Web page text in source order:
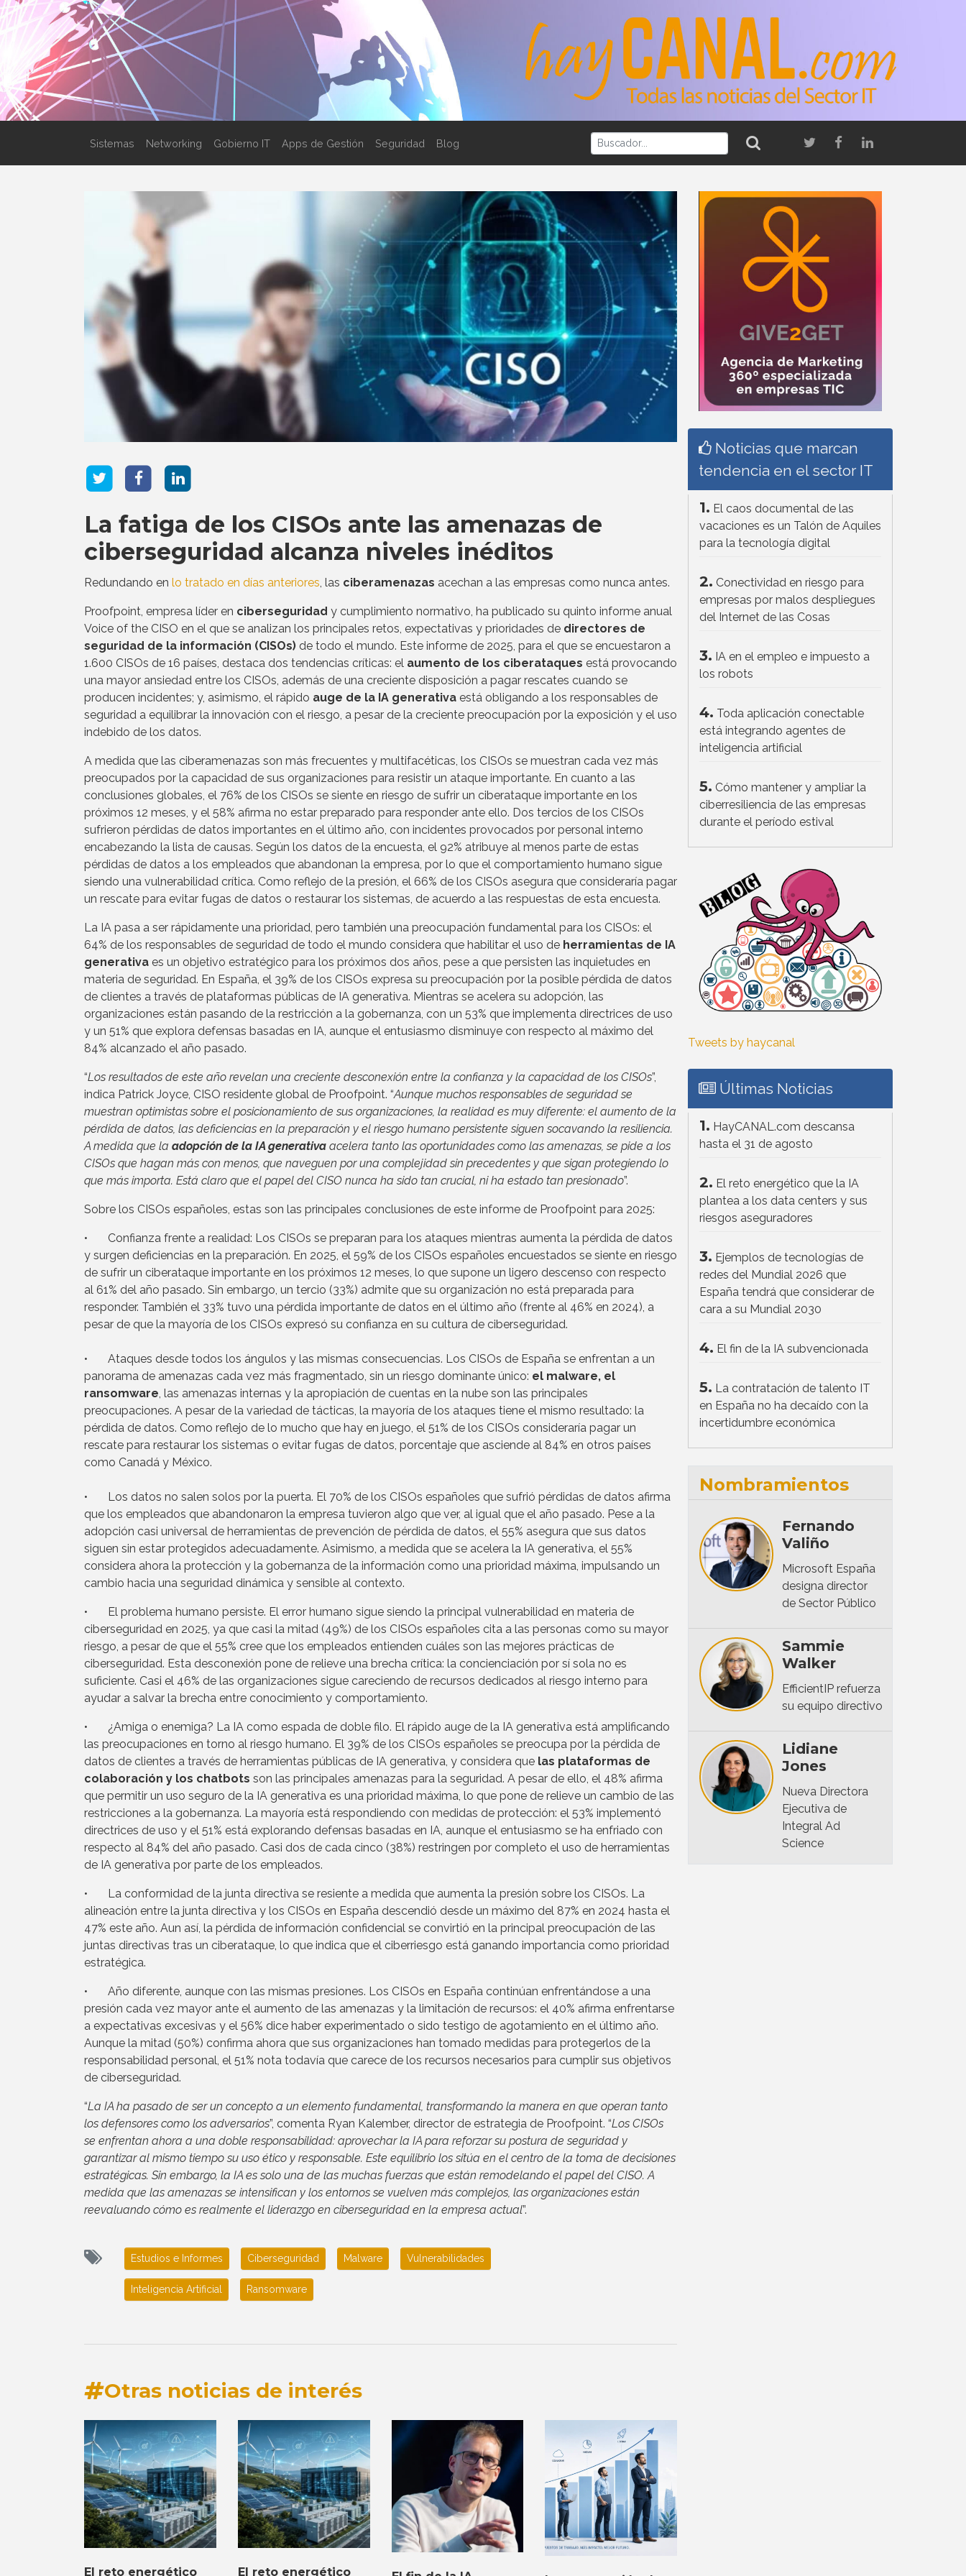
Sistemas Networking Gobierno IT Apps de Gestión Seguridad Blog
La fatiga de los CISOs ante las amenazas de
ciberseguridad alcanza niveles inéditos
Redundando en lo tratado en días anteriores, las ciberamenazas acechan a las empresas como nunca antes.
Proofpoint, empresa líder en ciberseguridad y cumplimiento normativo, ha publicado su quinto informe anual
Voice of the CISO en el que se analizan los principales retos, expectativas y prioridades de directores de
seguridad de la información (CISOs) de todo el mundo. Este informe de 2025, para el que se encuestaron a
1.600 CISOs de 16 países, destaca dos tendencias críticas: el aumento de los ciberataques está provocando
una mayor ansiedad entre los CISOs, además de una creciente disposición a pagar rescates cuando se
producen incidentes; y, asimismo, el rápido auge de la IA generativa está obligando a los responsables de
seguridad a equilibrar la innovación con el riesgo, a pesar de la creciente preocupación por la exposición y el uso
indebido de los datos.
A medida que las ciberamenazas son más frecuentes y multifacéticas, los CISOs se muestran cada vez más
preocupados por la capacidad de sus organizaciones para resistir un ataque importante. En cuanto a las
conclusiones globales, el 76% de los CISOs se siente en riesgo de sufrir un ciberataque importante en los
próximos 12 meses, y el 58% afirma no estar preparado para responder ante ello. Dos tercios de los CISOs
sufrieron pérdidas de datos importantes en el último año, con incidentes provocados por personal interno
encabezando la lista de causas. Según los datos de la encuesta, el 92% atribuye al menos parte de estas
pérdidas de datos a los empleados que abandonan la empresa, por lo que el comportamiento humano sigue
siendo una vulnerabilidad crítica. Como reflejo de la presión, el 66% de los CISOs asegura que consideraría pagar
un rescate para evitar fugas de datos o restaurar los sistemas, de acuerdo a las respuestas de esta encuesta.
La IA pasa a ser rápidamente una prioridad, pero también una preocupación fundamental para los CISOs: el
64% de los responsables de seguridad de todo el mundo considera que habilitar el uso de herramientas de IA
generativa es un objetivo estratégico para los próximos dos años, pese a que persisten las inquietudes en
materia de seguridad. En España, el 39% de los CISOs expresa su preocupación por la posible pérdida de datos
de clientes a través de plataformas públicas de IA generativa. Mientras se acelera su adopción, las
organizaciones están pasando de la restricción a la gobernanza, con un 53% que implementa directrices de uso
y un 51% que explora defensas basadas en IA, aunque el entusiasmo disminuye con respecto al máximo del
84% alcanzado el año pasado.
“Los resultados de este año revelan una creciente desconexión entre la confianza y la capacidad de los CISOs”,
indica Patrick Joyce, CISO residente global de Proofpoint. “Aunque muchos responsables de seguridad se
muestran optimistas sobre el posicionamiento de sus organizaciones, la realidad es muy diferente: el aumento de la
pérdida de datos, las deficiencias en la preparación y el riesgo humano persistente siguen socavando la resiliencia.
A medida que la adopción de la IA generativa acelera tanto las oportunidades como las amenazas, se pide a los
CISOs que hagan más con menos, que naveguen por una complejidad sin precedentes y que sigan protegiendo lo
que más importa. Está claro que el papel del CISO nunca ha sido tan crucial, ni ha estado tan presionado”.
Sobre los CISOs españoles, estas son las principales conclusiones de este informe de Proofpoint para 2025:
• Confianza frente a realidad: Los CISOs se preparan para los ataques mientras aumenta la pérdida de datos
y surgen deficiencias en la preparación. En 2025, el 59% de los CISOs españoles encuestados se siente en riesgo
de sufrir un ciberataque importante en los próximos 12 meses, lo que supone un ligero descenso con respecto
al 61% del año pasado. Sin embargo, un tercio (33%) admite que su organización no está preparada para
responder. También el 33% tuvo una pérdida importante de datos en el último año (frente al 46% en 2024), a
pesar de que la mayoría de los CISOs expresó su confianza en su cultura de ciberseguridad.
• Ataques desde todos los ángulos y las mismas consecuencias. Los CISOs de España se enfrentan a un
panorama de amenazas cada vez más fragmentado, sin un riesgo dominante único: el malware, el
ransomware, las amenazas internas y la apropiación de cuentas en la nube son las principales
preocupaciones. A pesar de la variedad de tácticas, la mayoría de los ataques tiene el mismo resultado: la
pérdida de datos. Como reflejo de lo mucho que hay en juego, el 51% de los CISOs consideraría pagar un
rescate para restaurar los sistemas o evitar fugas de datos, porcentaje que asciende al 84% en otros países
como Canadá y México.
• Los datos no salen solos por la puerta. El 70% de los CISOs españoles que sufrió pérdidas de datos afirma
que los empleados que abandonaron la empresa tuvieron algo que ver, al igual que el año pasado. Pese a la
adopción casi universal de herramientas de prevención de pérdida de datos, el 55% asegura que sus datos
siguen sin estar protegidos adecuadamente. Asimismo, a medida que se acelera la IA generativa, el 55%
considera ahora la protección y la gobernanza de la información como una prioridad máxima, impulsando un
cambio hacia una seguridad dinámica y sensible al contexto.
• El problema humano persiste. El error humano sigue siendo la principal vulnerabilidad en materia de
ciberseguridad en 2025, ya que casi la mitad (49%) de los CISOs españoles cita a las personas como su mayor
riesgo, a pesar de que el 55% cree que los empleados entienden cuáles son las mejores prácticas de
ciberseguridad. Esta desconexión pone de relieve una brecha crítica: la concienciación por sí sola no es
suficiente. Casi el 46% de las organizaciones sigue careciendo de recursos dedicados al riesgo interno para
ayudar a salvar la brecha entre conocimiento y comportamiento.
• ¿Amiga o enemiga? La IA como espada de doble filo. El rápido auge de la IA generativa está amplificando
las preocupaciones en torno al riesgo humano. El 39% de los CISOs españoles se preocupa por la pérdida de
datos de clientes a través de herramientas públicas de IA generativa, y considera que las plataformas de
colaboración y los chatbots son las principales amenazas para la seguridad. A pesar de ello, el 48% afirma
que permitir un uso seguro de la IA generativa es una prioridad máxima, lo que pone de relieve un cambio de las
restricciones a la gobernanza. La mayoría está respondiendo con medidas de protección: el 53% implementó
directrices de uso y el 51% está explorando defensas basadas en IA, aunque el entusiasmo se ha enfriado con
respecto al 84% del año pasado. Casi dos de cada cinco (38%) restringen por completo el uso de herramientas
de IA generativa por parte de los empleados.
• La conformidad de la junta directiva se resiente a medida que aumenta la presión sobre los CISOs. La
alineación entre la junta directiva y los CISOs en España descendió desde un máximo del 87% en 2024 hasta el
47% este año. Aun así, la pérdida de información confidencial se convirtió en la principal preocupación de las
juntas directivas tras un ciberataque, lo que indica que el ciberriesgo está ganando importancia como prioridad
estratégica.
• Año diferente, aunque con las mismas presiones. Los CISOs en España continúan enfrentándose a una
presión cada vez mayor ante el aumento de las amenazas y la limitación de recursos: el 40% afirma enfrentarse
a expectativas excesivas y el 56% dice haber experimentado o sido testigo de agotamiento en el último año.
Aunque la mitad (50%) confirma ahora que sus organizaciones han tomado medidas para protegerlos de la
responsabilidad personal, el 51% nota todavía que carece de los recursos necesarios para cumplir sus objetivos
de ciberseguridad.
“La IA ha pasado de ser un concepto a un elemento fundamental, transformando la manera en que operan tanto
los defensores como los adversarios”, comenta Ryan Kalember, director de estrategia de Proofpoint. “Los CISOs
se enfrentan ahora a una doble responsabilidad: aprovechar la IA para reforzar su postura de seguridad y
garantizar al mismo tiempo su uso ético y responsable. Este equilibrio los sitúa en el centro de la toma de decisiones
estratégicas. Sin embargo, la IA es solo una de las muchas fuerzas que están remodelando el papel del CISO. A
medida que las amenazas se intensifican y los entornos se vuelven más complejos, las organizaciones están
reevaluando cómo es realmente el liderazgo en ciberseguridad en la empresa actual”.
Estudios e Informes Ciberseguridad Malware Vulnerabilidades
Inteligencia Artificial Ransomware
Otras noticias de interés
El reto energético El reto energético
Noticias que marcan
tendencia en el sector IT
1. El caos documental de las
vacaciones es un Talón de Aquiles
para la tecnología digital
2. Conectividad en riesgo para
empresas por malos despliegues
del Internet de las Cosas
3. IA en el empleo e impuesto a
los robots
4. Toda aplicación conectable
está integrando agentes de
inteligencia artificial
5. Cómo mantener y ampliar la
ciberresiliencia de las empresas
durante el período estival
Tweets by haycanal
Últimas Noticias
1. HayCANAL.com descansa
hasta el 31 de agosto
2. El reto energético que la IA
plantea a los data centers y sus
riesgos aseguradores
3. Ejemplos de tecnologías de
redes del Mundial 2026 que
España tendrá que considerar de
cara a su Mundial 2030
4. El fin de la IA subvencionada
5. La contratación de talento IT
en España no ha decaído con la
incertidumbre económica
Nombramientos
Fernando
Valiño
Microsoft España
designa director
de Sector Público
Sammie
Walker
EfficientIP refuerza
su equipo directivo
Lidiane
Jones
Nueva Directora
Ejecutiva de
Integral Ad
Science